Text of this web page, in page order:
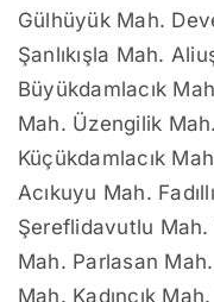
Gülhüyük Mah.
Şanlıkışla Mah.
Büyükdamlacık
Mah. Üzengilik
Küçükdamlacık
Acıkuyu Mah.
Şereflidavutlu Mah.
Mah. Parlasan
Mah. Kadıncık